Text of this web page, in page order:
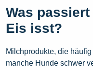
Was passiert
Eis isst?
Milchprodukte, die
manche Hunde schwer